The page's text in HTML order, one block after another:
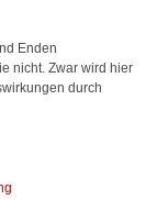
Enden
nicht. Zwar wird hier
durch